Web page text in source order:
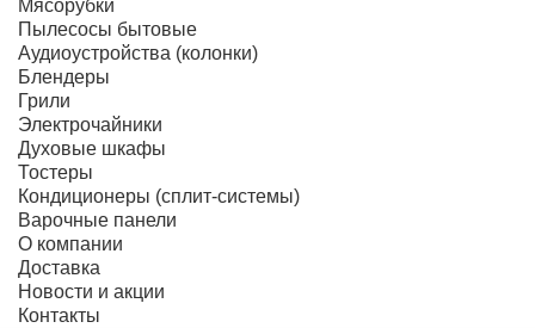
Мясорубки
Пылесосы бытовые
Аудиоустройства (колонки)
Блендеры
Грили
Электрочайники
Духовые шкафы
Тостеры
Кондиционеры (сплит-системы)
Варочные панели
О компании
Доставка
Новости и акции
Контакты